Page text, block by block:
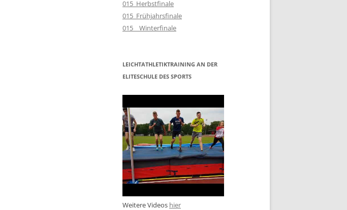
015_Herbstfinale
015_Frühjahrsfinale
015__Winterfinale
LEICHTATHLETIKTRAINING AN DER
ELITESCHULE DES SPORTS
Weitere Videos hier